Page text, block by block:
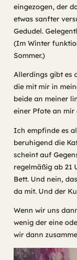
eingezogen, der
etwas sanfter
Gedudel.
(Im Winter
Sommer.)
Allerdings gibt es
die mit mir in
beide an meiner
einer Pfote an mir
Ich empfinde es
beruhigend die
scheint auf
regelmäßig ab 21
Bett. Und nein,
da mit. Und der
Wenn wir uns
wenig der eine
wir dann